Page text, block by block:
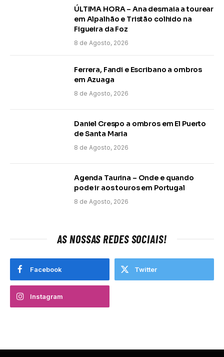
ÚLTIMA HORA – Ana desmaia a tourear
em Alpalhão e Tristão colhido na
Figueira da Foz
8 de Agosto, 2026
Ferrera, Fandi e Escribano a ombros
em Azuaga
8 de Agosto, 2026
Daniel Crespo a ombros em El Puerto
de Santa Maria
8 de Agosto, 2026
Agenda Taurina – Onde e quando
pode ir aos touros em Portugal
8 de Agosto, 2026
AS NOSSAS REDES SOCIAIS!
Facebook Twitter
Instagram